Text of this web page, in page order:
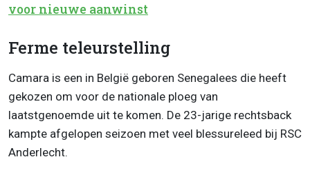
voor nieuwe aanwinst
Ferme teleurstelling
Camara is een in België geboren Senegalees die heeft
gekozen om voor de nationale ploeg van
laatstgenoemde uit te komen. De 23-jarige rechtsback
kampte afgelopen seizoen met veel blessureleed bij RSC
Anderlecht.